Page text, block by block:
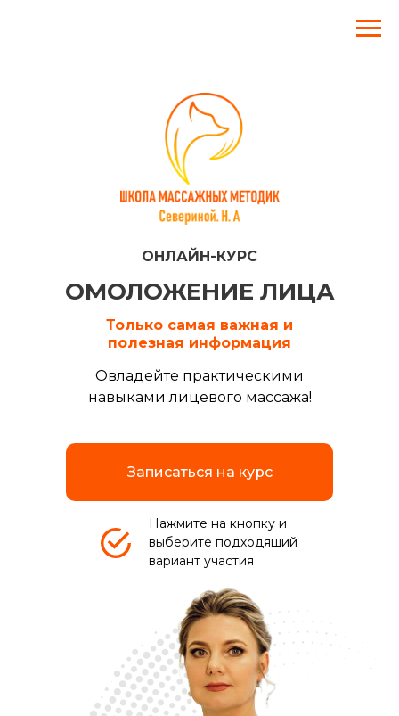
ОМОЛОЖЕНИЕ ЛИЦА
Только самая важная и
полезная информация
ОНЛАЙН-КУРС
Овладейте практическими
навыками лицевого массажа!
Нажмите на кнопку и
выберите подходящий
вариант участия
Записаться на курс